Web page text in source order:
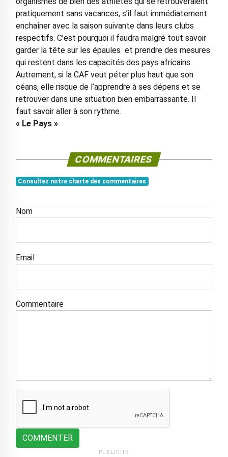
pratiquement sans vacances, s’il faut immédiatement
enchaîner avec la saison suivante dans leurs clubs
respectifs. C’est pourquoi il faudra malgré tout savoir
garder la tête sur les épaules et prendre des mesures
qui restent dans les capacités des pays africains.
Autrement, si la CAF veut péter plus haut que son
céans, elle risque de l’apprendre à ses dépens et se
retrouver dans une situation bien embarrassante. Il
faut savoir aller à son rythme.
« Le Pays »
COMMENTAIRES
Consultez notre charte des commentaires
Nom
Email
Commentaire
COMMENTER
PUBLICITÉ